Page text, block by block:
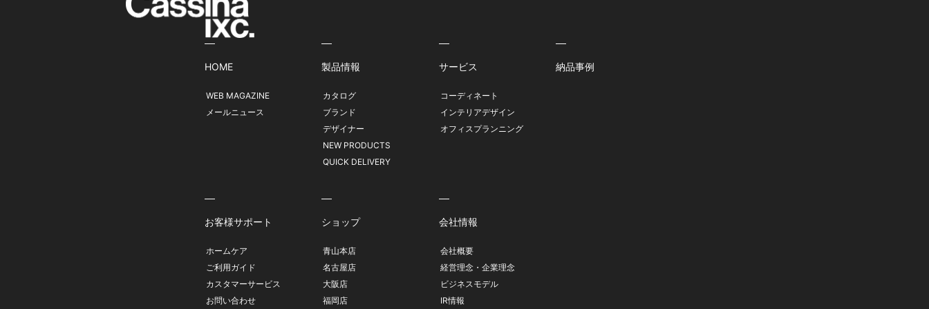
HOME
WEB MAGAZINE
メールニュース
製品情報
カタログ
ブランド
デザイナー
NEW PRODUCTS
QUICK DELIVERY
サービス
コーディネート
インテリアデザイン
オフィスプランニング
納品事例
お客様サポート
ホームケア
ご利用ガイド
カスタマーサービス
お問い合わせ
ショップ
青山本店
名古屋店
大阪店
福岡店
会社情報
会社概要
経営理念・企業理念
ビジネスモデル
IR情報